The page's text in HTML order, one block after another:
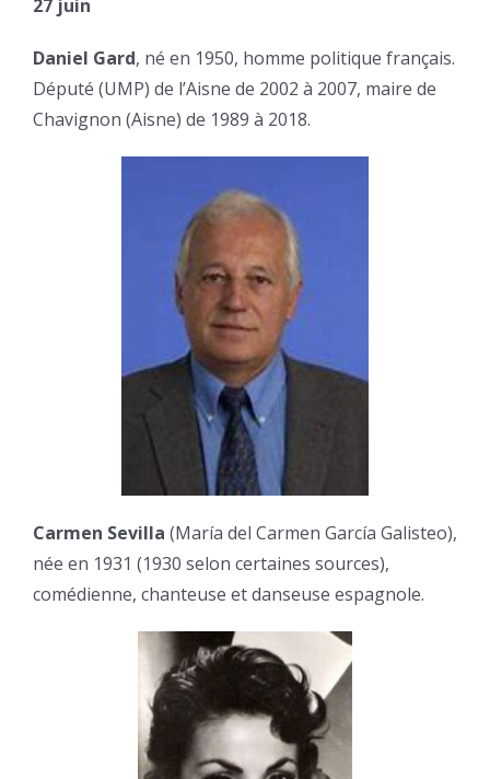
27 juin
Daniel Gard, né en 1950, homme politique français.
Député (UMP) de l’Aisne de 2002 à 2007, maire de
Chavignon (Aisne) de 1989 à 2018.
Carmen Sevilla (María del Carmen García Galisteo),
née en 1931 (1930 selon certaines sources),
comédienne, chanteuse et danseuse espagnole.